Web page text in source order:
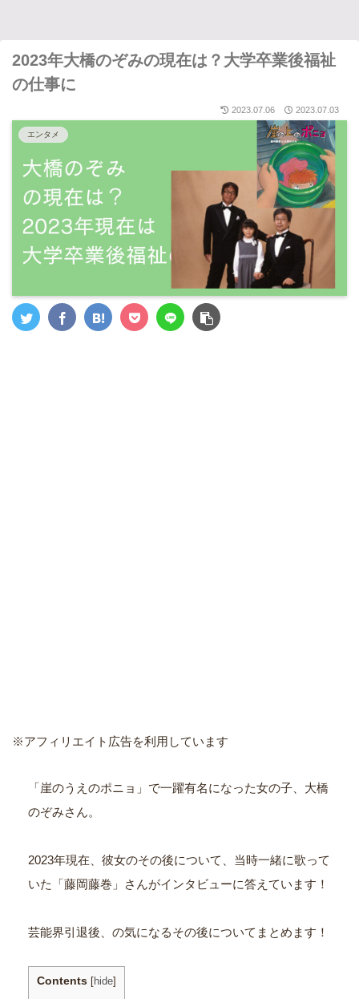
2023年大橋のぞみの現在は？大学卒業後福祉
の仕事に
2023.07.06 2023.07.03
エンタメ
※アフィリエイト広告を利用しています
「崖のうえのポニョ」で一躍有名になった女の子、大橋
のぞみさん。
2023年現在、彼女のその後について、当時一緒に歌って
いた「藤岡藤巻」さんがインタビューに答えています！
芸能界引退後、の気になるその後についてまとめます！
Contents [hide]